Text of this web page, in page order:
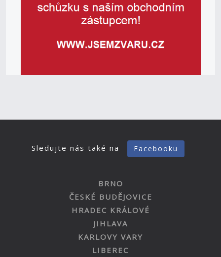
Sledujte nás také na Facebooku
BRNO
ČESKÉ BUDĚJOVICE
HRADEC KRÁLOVÉ
JIHLAVA
KARLOVY VARY
LIBEREC